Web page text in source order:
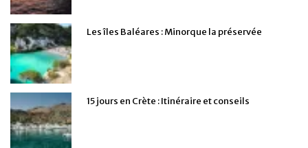
Les îles Baléares : Minorque la préservée
15 jours en Crète : Itinéraire et conseils